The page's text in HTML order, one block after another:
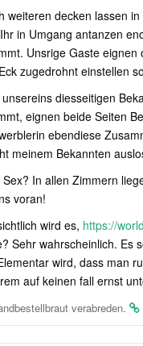
weiteren decken lassen
in Umgang antanzen
Unsrige Gaste
zugedrohnt einstellen
diesseitigen
eignen beide Seiten
ebendiese
meinem Bekannten
In allen Zimmern
voran!
wird es, https://
Sehr wahrscheinlich. Es
wird, dass man
auf keinen fall ernst
verabreden.